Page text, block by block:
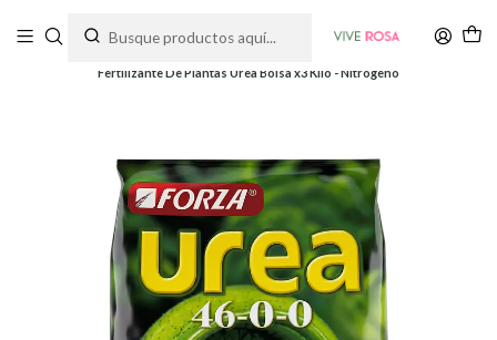
Fertilizante De Plantas Urea Bolsa x3 Kilo - Nitrógeno